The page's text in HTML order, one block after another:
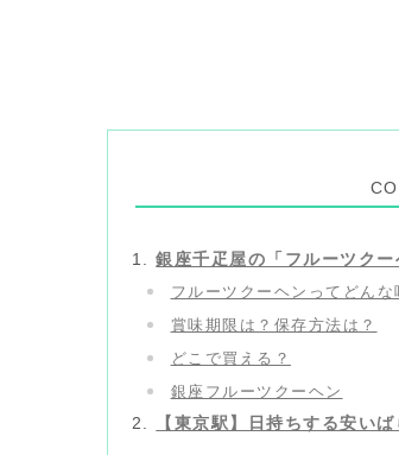
銀座千疋屋の「フルーツクー
フルーツクーヘンってどんな
賞味期限は？保存方法は？
どこで買える？
銀座フルーツクーヘン
【東京駅】日持ちする安い